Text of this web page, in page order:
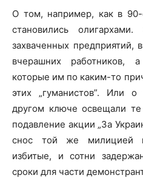
О том, например, как в
становились
захваченных
вчерашних работников,
которые им по каким-то
этих „гуманистов”. Или
другом ключе освещали
подавление акции „За
снос той же милицией
избитые, и сотни
сроки для части